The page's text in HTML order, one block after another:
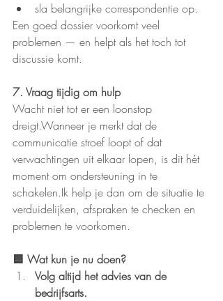
sla belangrijke correspondentie op.
Een goed dossier voorkomt veel
problemen — en helpt als het toch tot
discussie komt.
7. Vraag tijdig om hulp
Wacht niet tot er een loonstop
dreigt.Wanneer je merkt dat de
communicatie stroef loopt of dat
verwachtingen uit elkaar lopen, is dit hét
moment om ondersteuning in te
schakelen.Ik help je dan om de situatie te
verduidelijken, afspraken te checken en
problemen te voorkomen.
🟦 Wat kun je nu doen?
Volg altijd het advies van de
bedrijfsarts.